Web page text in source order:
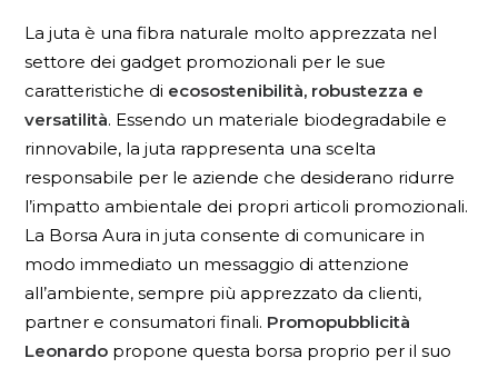
La juta è una fibra naturale molto apprezzata nel
settore dei gadget promozionali per le sue
caratteristiche di ecosostenibilità, robustezza e
versatilità. Essendo un materiale biodegradabile e
rinnovabile, la juta rappresenta una scelta
responsabile per le aziende che desiderano ridurre
l’impatto ambientale dei propri articoli promozionali.
La Borsa Aura in juta consente di comunicare in
modo immediato un messaggio di attenzione
all’ambiente, sempre più apprezzato da clienti,
partner e consumatori finali. Promopubblicità
Leonardo propone questa borsa proprio per il suo